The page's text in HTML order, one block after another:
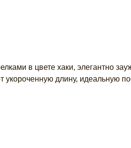
в цвете хаки, элегантно
длину, идеальную